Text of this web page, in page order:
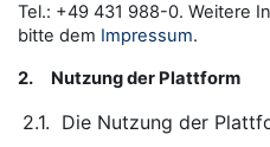
Tel.: +49 431 988-0. Weitere
bitte dem Impressum.
2. Nutzung der Plattform
2.1. Die Nutzung der